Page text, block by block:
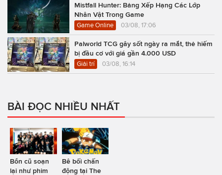
Mistfall Hunter: Bảng Xếp Hạng Các Lớp
Nhân Vật Trong Game
Game Online 03/08, 17:06
Palworld TCG gây sốt ngày ra mắt, thẻ hiếm
bị đầu cơ với giá gần 4.000 USD
Giải trí 03/08, 16:14
BÀI ĐỌC NHIỀU NHẤT
Bổn cũ soạn
lại như phim
Bê bối chấn
động tại The